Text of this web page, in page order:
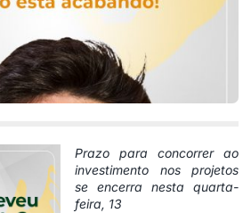
Prazo para concorrer ao
investimento nos projetos
se encerra nesta quarta-
feira, 13